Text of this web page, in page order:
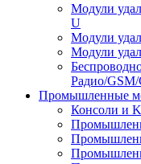
Модули
U
Модули
Модули
Радио/GSM/
Промышленные
Консоли и